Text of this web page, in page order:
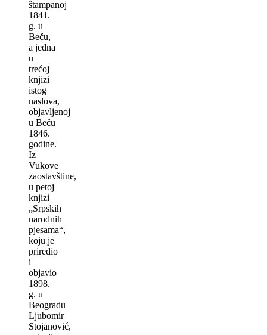
štampanoj
1841.
g. u
Beču,
a jedna
u
trećoj
knjizi
istog
naslova,
objavlјenoj
u Beču
1846.
godine.
Iz
Vukove
zaostavštine,
u petoj
knjizi
„Srpskih
narodnih
pjesama“,
koju je
priredio
i
objavio
1898.
g. u
Beogradu
Ljubomir
Stojanović,